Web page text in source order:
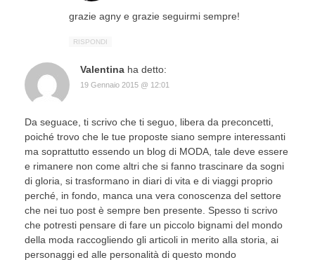
grazie agny e grazie seguirmi sempre!
RISPONDI
Valentina ha detto:
19 Gennaio 2015 @ 12:01
Da seguace, ti scrivo che ti seguo, libera da preconcetti,
poiché trovo che le tue proposte siano sempre interessanti
ma soprattutto essendo un blog di MODA, tale deve essere
e rimanere non come altri che si fanno trascinare da sogni
di gloria, si trasformano in diari di vita e di viaggi proprio
perché, in fondo, manca una vera conoscenza del settore
che nei tuo post è sempre ben presente. Spesso ti scrivo
che potresti pensare di fare un piccolo bignami del mondo
della moda raccogliendo gli articoli in merito alla storia, ai
personaggi ed alle personalità di questo mondo